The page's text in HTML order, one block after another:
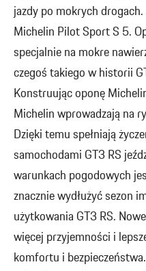
jazdy po mokrych
Michelin Pilot Sport S 5.
specjalnie na mokre
czegoś takiego w historii
Konstruując oponę
Michelin wprowadzają na
Dzięki temu spełniają
samochodami GT3 RS
warunkach pogodowych
znacznie wydłużyć sezon
użytkowania GT3 RS.
więcej przyjemności i
komfortu i